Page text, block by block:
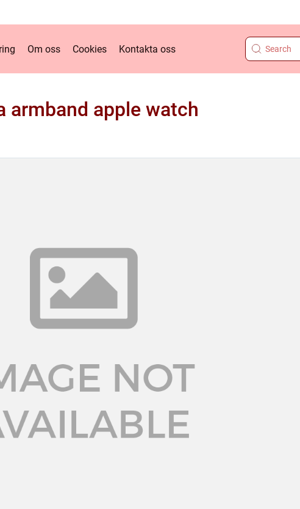
Om oss Cookies Kontakta oss
armband apple watch